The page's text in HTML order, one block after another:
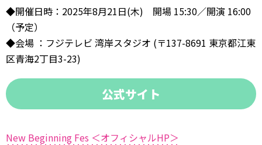
◆開催日時：2025年8⽉21⽇(⽊) 開場 15:30／開演 16:00
（予定）
◆会場 ：フジテレビ 湾岸スタジオ (〒137-8691 東京都江東
区⻘海2丁目3-23)
公式サイト
New Beginning Fes ＜オフィシャルHP＞